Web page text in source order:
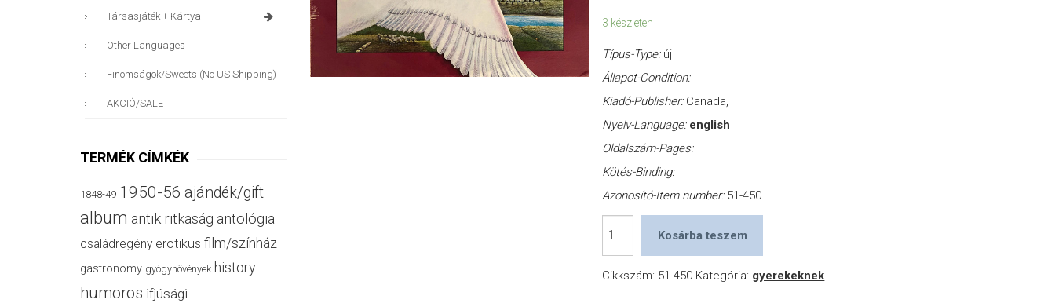
3 készleten
Típus-Type: új
Állapot-Condition:
Kiadó-Publisher: Canada,
Nyelv-Language: english
Oldalszám-Pages:
Kötés-Binding:
Azonosító-Item number: 51-450
For
Kosárba teszem
Cikkszám: 51-450 Kategória: gyerekeknek
Társasjáték + Kártya
Other Languages
Finomságok/sweets (no US Shipping)
AKCIÓ/SALE
TERMÉK CÍMKÉK
1848-49 1950-56 ajándék/gift
album antik ritkaság antológia
családregény erotikus film/színház
gastronomy gyógynövények history
humoros ifjúsági